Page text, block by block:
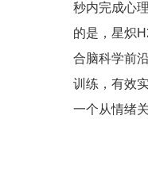
秒内完成心
的是，星炽
合脑科学前
训练，有效
一个从情绪